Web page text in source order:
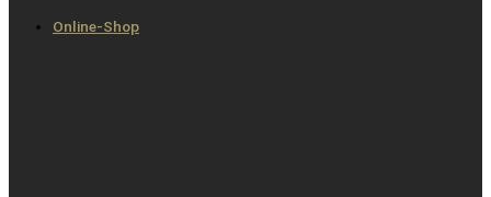
Online-Shop